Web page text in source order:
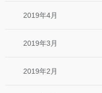
2019年4月
2019年3月
2019年2月